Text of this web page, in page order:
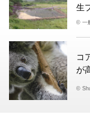
生
© 一
コ
が
©